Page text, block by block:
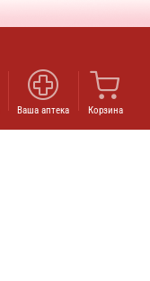
Ваша аптека Корзина